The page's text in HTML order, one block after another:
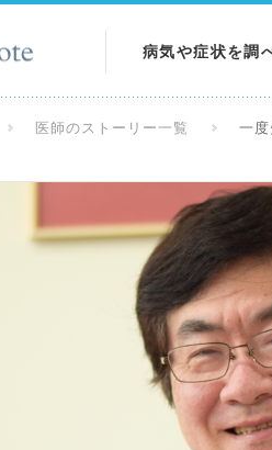
病気や症状を調
検査を調べる
医師のストーリー一覧 一